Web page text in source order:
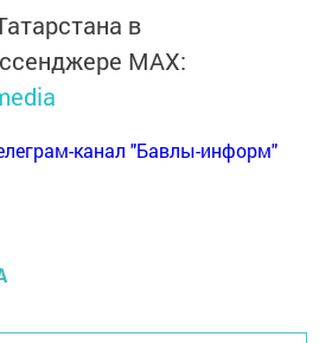
в
MАХ:
канал "Бавлы-информ"